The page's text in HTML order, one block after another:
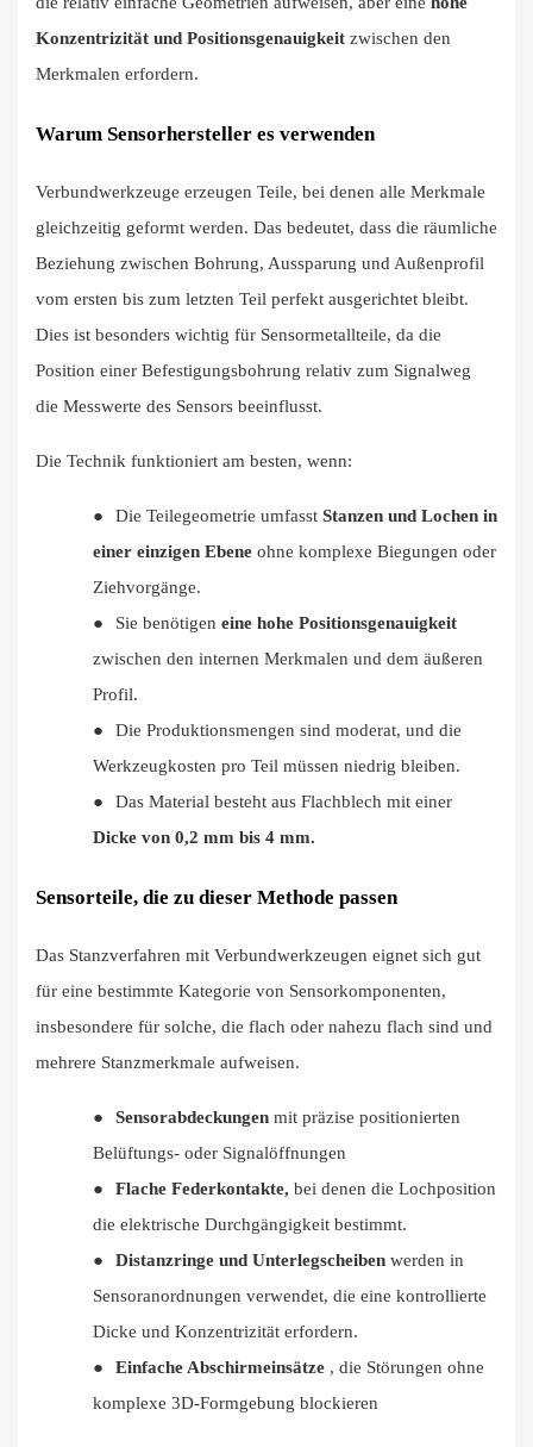
Konzentrizität und Positionsgenauigkeit zwischen den
Merkmalen erfordern.
Warum Sensorhersteller es verwenden
Verbundwerkzeuge erzeugen Teile, bei denen alle Merkmale
gleichzeitig geformt werden. Das bedeutet, dass die räumliche
Beziehung zwischen Bohrung, Aussparung und Außenprofil
vom ersten bis zum letzten Teil perfekt ausgerichtet bleibt.
Dies ist besonders wichtig für Sensormetallteile, da die
Position einer Befestigungsbohrung relativ zum Signalweg
die Messwerte des Sensors beeinflusst.
Die Technik funktioniert am besten, wenn:
● Die Teilegeometrie umfasst Stanzen und Lochen in
einer einzigen Ebene ohne komplexe Biegungen oder
Ziehvorgänge.
●
Sie benötigen eine hohe Positionsgenauigkeit
zwischen den internen Merkmalen und dem äußeren
Profil.
●
Die Produktionsmengen sind moderat, und die
Werkzeugkosten pro Teil müssen niedrig bleiben.
●
Das Material besteht aus Flachblech mit einer
Dicke von 0,2 mm bis 4 mm.
Sensorteile, die zu dieser Methode passen
Das Stanzverfahren mit Verbundwerkzeugen eignet sich gut
für eine bestimmte Kategorie von Sensorkomponenten,
insbesondere für solche, die flach oder nahezu flach sind und
mehrere Stanzmerkmale aufweisen.
● Sensorabdeckungen mit präzise positionierten
Belüftungs- oder Signalöffnungen
●
Flache Federkontakte, bei denen die Lochposition
die elektrische Durchgängigkeit bestimmt.
●
Distanzringe und Unterlegscheiben werden in
Sensoranordnungen verwendet, die eine kontrollierte
Dicke und Konzentrizität erfordern.
●
Einfache Abschirmeinsätze , die Störungen ohne
komplexe 3D-Formgebung blockieren